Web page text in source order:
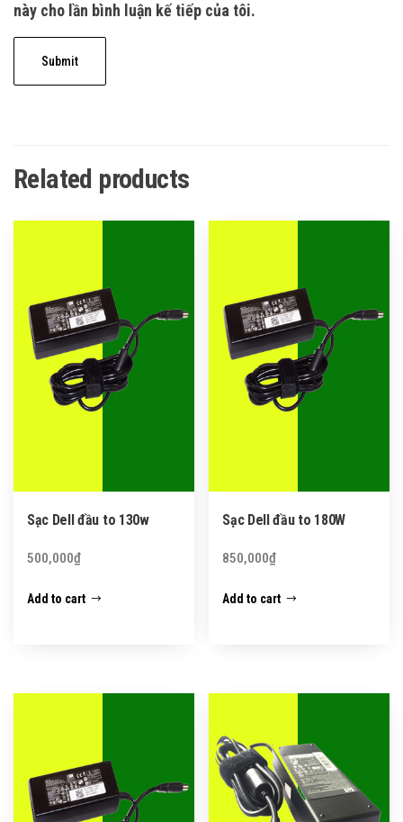
này cho lần bình luận kế tiếp của tôi.
Related products
Sạc Dell đầu to 130w
500,000₫
Add to cart
Sạc Dell đầu to 180W
850,000₫
Add to cart